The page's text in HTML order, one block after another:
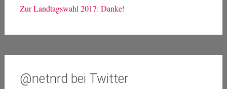
Neueste Beiträge
EU-Urheberrechtsreform: Ein rabenscharzer Tag
Hacker tragen keine Masken: Datenleak und
Hackerangriff